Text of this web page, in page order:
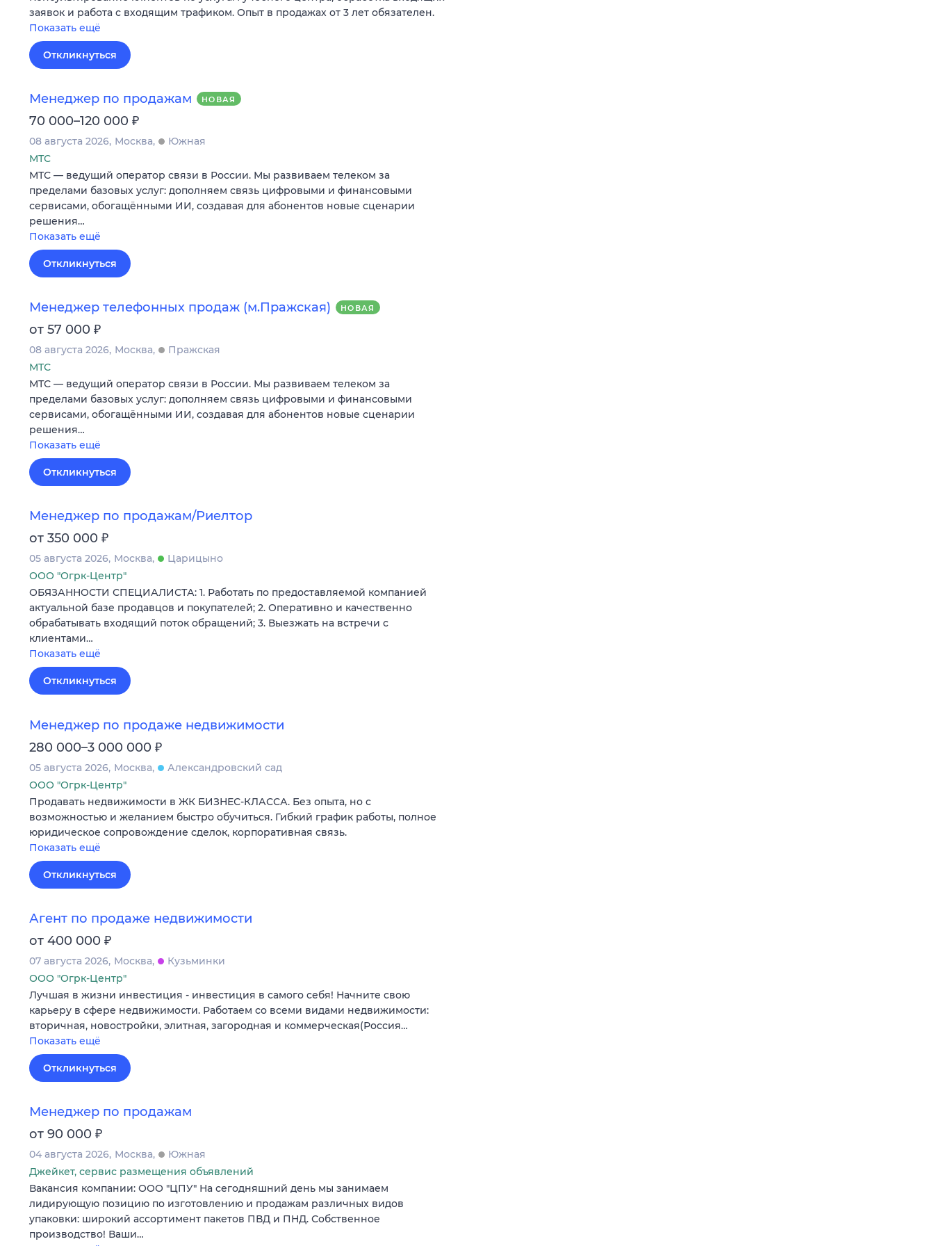
заявок и работа с входящим трафиком. Опыт в продажах от 3 лет обязателен.
Показать ещё
Откликнуться
Менеджер по продажам НОВАЯ
70 000–120 000 ₽
08 августа 2026 Москва
Южная
МТС
МТС — ведущий оператор связи в России. Мы развиваем телеком за
пределами базовых услуг: дополняем связь цифровыми и финансовыми
сервисами, обогащёнными ИИ, создавая для абонентов новые сценарии
решения…
Показать ещё
Откликнуться
Менеджер телефонных продаж (м.Пражская) НОВАЯ
от 57 000 ₽
08 августа 2026 Москва
Пражская
МТС
МТС — ведущий оператор связи в России. Мы развиваем телеком за
пределами базовых услуг: дополняем связь цифровыми и финансовыми
сервисами, обогащёнными ИИ, создавая для абонентов новые сценарии
решения…
Показать ещё
Откликнуться
Менеджер по продажам/Риелтор
от 350 000 ₽
05 августа 2026 Москва
Царицыно
ООО "Огрк-Центр"
ОБЯЗАННОСТИ СПЕЦИАЛИСТА: 1. Работать по предоставляемой компанией
актуальной базе продавцов и покупателей; 2. Оперативно и качественно
обрабатывать входящий поток обращений; 3. Выезжать на встречи с
клиентами…
Показать ещё
Откликнуться
Менеджер по продаже недвижимости
280 000–3 000 000 ₽
05 августа 2026 Москва
Александровский сад
ООО "Огрк-Центр"
Продавать недвижимости в ЖК БИЗНЕС-КЛАССА. Без опыта, но с
возможностью и желанием быстро обучиться. Гибкий график работы, полное
юридическое сопровождение сделок, корпоративная связь.
Показать ещё
Откликнуться
Агент по продаже недвижимости
от 400 000 ₽
07 августа 2026 Москва
Кузьминки
ООО "Огрк-Центр"
Лучшая в жизни инвестиция - инвестиция в самого себя! Начните свою
карьеру в сфере недвижимости. Работаем со всеми видами недвижимости:
вторичная, новостройки, элитная, загородная и коммерческая(Россия…
Показать ещё
Откликнуться
Менеджер по продажам
от 90 000 ₽
04 августа 2026 Москва
Южная
Джейкет, сервис размещения объявлений
Вакансия компании: ООО "ЦПУ" На сегодняшний день мы занимаем
лидирующую позицию по изготовлению и продажам различных видов
упаковки: широкий ассортимент пакетов ПВД и ПНД. Собственное
производство! Ваши…